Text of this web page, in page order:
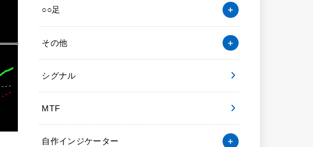
○○足
その他
シグナル
MTF
自作インジケーター